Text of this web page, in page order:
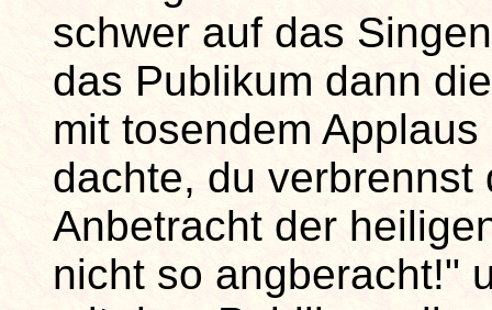
schwer auf das
das Publikum dann
mit tosendem
dachte, du verbrennst
Anbetracht der
nicht so angberacht!"